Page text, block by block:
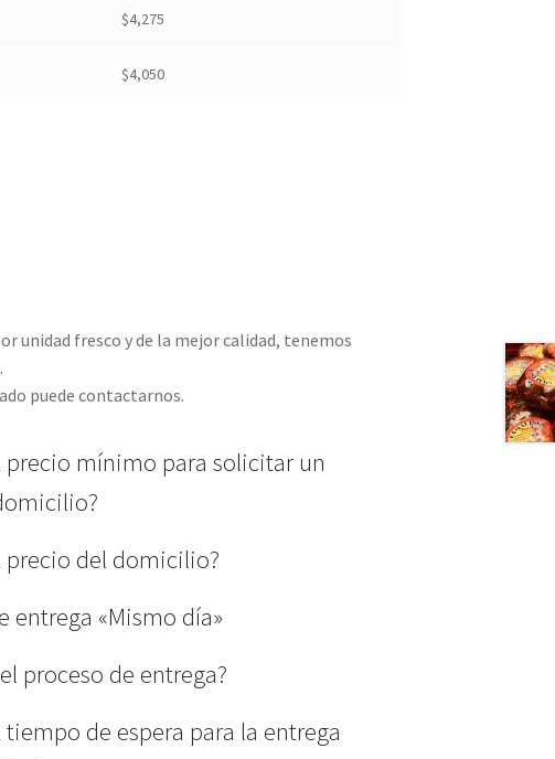
$4,275
$4,050
unidad fresco y de la mejor calidad, tenemos
puede contactarnos.
precio mínimo para solicitar un
precio del domicilio?
entrega «Mismo día»
proceso de entrega?
tiempo de espera para la entrega